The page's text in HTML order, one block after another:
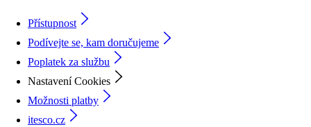
Přístupnost
Podívejte se, kam doručujeme
Poplatek za službu
Nastavení Cookies
Možnosti platby
itesco.cz